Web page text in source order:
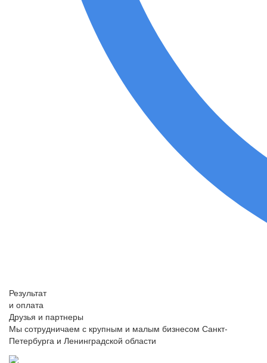
Результат
и оплата
Друзья и партнеры
Мы сотрудничаем с крупным и малым бизнесом Санкт-
Петербурга и Ленинградской области